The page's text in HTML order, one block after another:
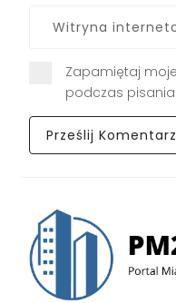
Zapamiętaj
podczas